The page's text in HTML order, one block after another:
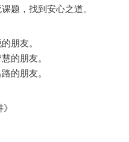
题，找到安心之道。
朋友。
的朋友。
的朋友。